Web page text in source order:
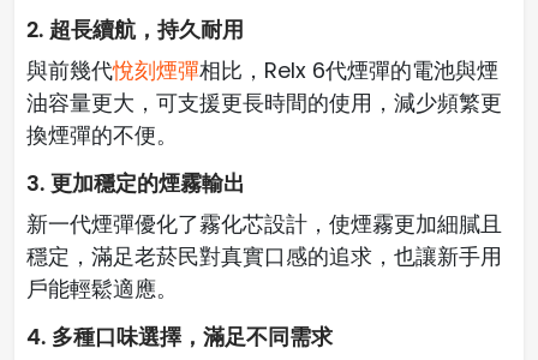
2. 超長續航，持久耐用
與前幾代悅刻煙彈相比，Relx 6代煙彈的電池與煙
油容量更大，可支援更長時間的使用，減少頻繁更
換煙彈的不便。
3. 更加穩定的煙霧輸出
新一代煙彈優化了霧化芯設計，使煙霧更加細膩且
穩定，滿足老菸民對真實口感的追求，也讓新手用
戶能輕鬆適應。
4. 多種口味選擇，滿足不同需求